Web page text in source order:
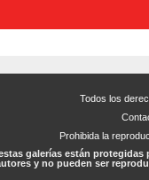
Todos los
Prohibida la
galerías están
y no pueden ser